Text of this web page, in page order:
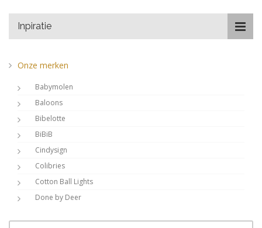
Inpiratie
Onze merken
Babymolen
Baloons
Bibelotte
BiBiB
Cindysign
Colibries
Cotton Ball Lights
Done by Deer